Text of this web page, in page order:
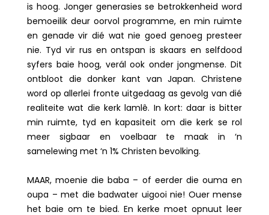
is hoog. Jonger generasies se betrokkenheid word
bemoeilik deur oorvol programme, en min ruimte
en genade vir dié wat nie goed genoeg presteer
nie. Tyd vir rus en ontspan is skaars en selfdood
syfers baie hoog, verál ook onder jongmense. Dit
ontbloot die donker kant van Japan. Christene
word op allerlei fronte uitgedaag as gevolg van dié
realiteite wat die kerk lamlê. In kort: daar is bitter
min ruimte, tyd en kapasiteit om die kerk se rol
meer sigbaar en voelbaar te maak in ‘n
samelewing met ‘n 1% Christen bevolking.
MAAR, moenie die baba – of eerder die ouma en
oupa – met die badwater uigooi nie! Ouer mense
het baie om te bied. En kerke moet opnuut leer